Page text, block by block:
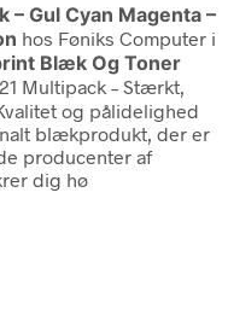
– Gul Cyan Magenta –
hos Føniks Computer i
Blæk Og Toner
Multipack – Stærkt,
og pålidelighed
blækprodukt, der er
producenter af
dig hø